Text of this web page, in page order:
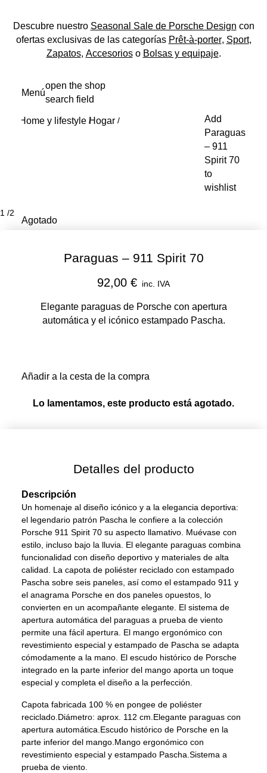
Descubre nuestro Seasonal Sale de Porsche Design con
ofertas exclusivas de las categorías Prêt-à-porter, Sport,
Zapatos, Accesorioso Bolsas y equipaje.
principal
Menú
open the shop
search field
Home y lifestyle /Hogar /
Add
Paraguas
– 911
Spirit 70
to
wishlist
1 /2
Agotado
Paraguas – 911 Spirit 70
92,00 € inc. IVA
Elegante paraguas de Porsche con apertura
automática y el icónico estampado Pascha.
Añadir a la cesta de la compra
Lo lamentamos, este producto está agotado.
Detalles del producto
Descripción
Un homenaje al diseño icónico y a la elegancia deportiva:
el legendario patrón Pascha le confiere a la colección
Porsche 911 Spirit 70 su aspecto llamativo. Muévase con
estilo, incluso bajo la lluvia. El elegante paraguas combina
funcionalidad con diseño deportivo y materiales de alta
calidad. La capota de poliéster reciclado con estampado
Pascha sobre seis paneles, así como el estampado 911 y
el anagrama Porsche en dos paneles opuestos, lo
convierten en un acompañante elegante. El sistema de
apertura automática del paraguas a prueba de viento
permite una fácil apertura. El mango ergonómico con
revestimiento especial y estampado de Pascha se adapta
cómodamente a la mano. El escudo histórico de Porsche
integrado en la parte inferior del mango aporta un toque
especial y completa el diseño a la perfección.
Capota fabricada 100 % en pongee de poliéster
reciclado.Diámetro: aprox. 112 cm.Elegante paraguas con
apertura automática.Escudo histórico de Porsche en la
parte inferior del mango.Mango ergonómico con
revestimiento especial y estampado Pascha.Sistema a
prueba de viento.